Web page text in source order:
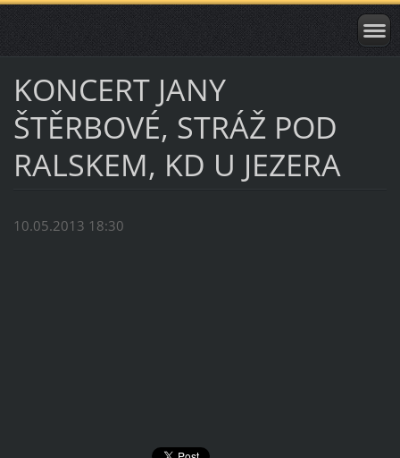
KONCERT JANY
ŠTĚRBOVÉ, STRÁŽ POD
RALSKEM, KD U JEZERA
10.05.2013 18:30